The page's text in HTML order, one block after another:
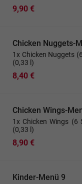
9,90 €
Chicken Nuggets-
1x Chicken Nuggets
(0,33 l)
8,40 €
Chicken Wings-
1x Chicken Wings (6
(0,33 l)
8,90 €
Kinder-Menü 9